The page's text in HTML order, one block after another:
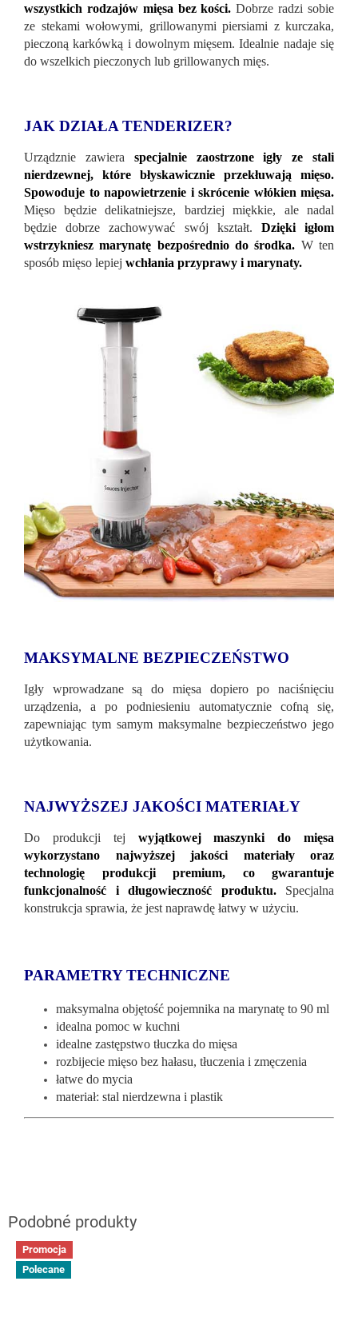
wszystkich rodzajów mięsa bez kości. Dobrze radzi sobie
ze stekami wołowymi, grillowanymi piersiami z kurczaka,
pieczoną karkówką i dowolnym mięsem. Idealnie nadaje się
do wszelkich pieczonych lub grillowanych mięs.
JAK DZIAŁA TENDERIZER?
Urządznie zawiera
specjalnie zaostrzone igły ze stali
nierdzewnej, które błyskawicznie przekłuwają mięso.
Spowoduje to napowietrzenie i skrócenie włókien mięsa.
Mięso będzie delikatniejsze, bardziej miękkie, ale nadal
będzie dobrze zachowywać swój kształt. Dzięki igłom
wstrzykniesz marynatę bezpośrednio do środka. W ten
sposób mięso lepiej wchłania przyprawy i marynaty.
MAKSYMALNE BEZPIECZEŃSTWO
Igły wprowadzane są do mięsa dopiero po naciśnięciu
urządzenia, a po podniesieniu automatycznie cofną się,
zapewniając tym samym maksymalne bezpieczeństwo jego
użytkowania.
NAJWYŻSZEJ JAKOŚCI MATERIAŁY
Do produkcji tej wyjątkowej maszynki do mięsa
wykorzystano najwyższej jakości materiały oraz
technologię produkcji premium, co gwarantuje
funkcjonalność i długowieczność produktu.Specjalna
konstrukcja sprawia, że ​​jest naprawdę łatwy w użyciu.
PARAMETRY TECHNICZNE
maksymalna objętość pojemnika na marynatę to 90 ml
idealna pomoc w kuchni
idealne zastępstwo tłuczka do mięsa
rozbijecie mięso bez hałasu, tłuczenia i zmęczenia
łatwe do mycia
materiał: stal nierdzewna i plastik
Promocja
Polecane